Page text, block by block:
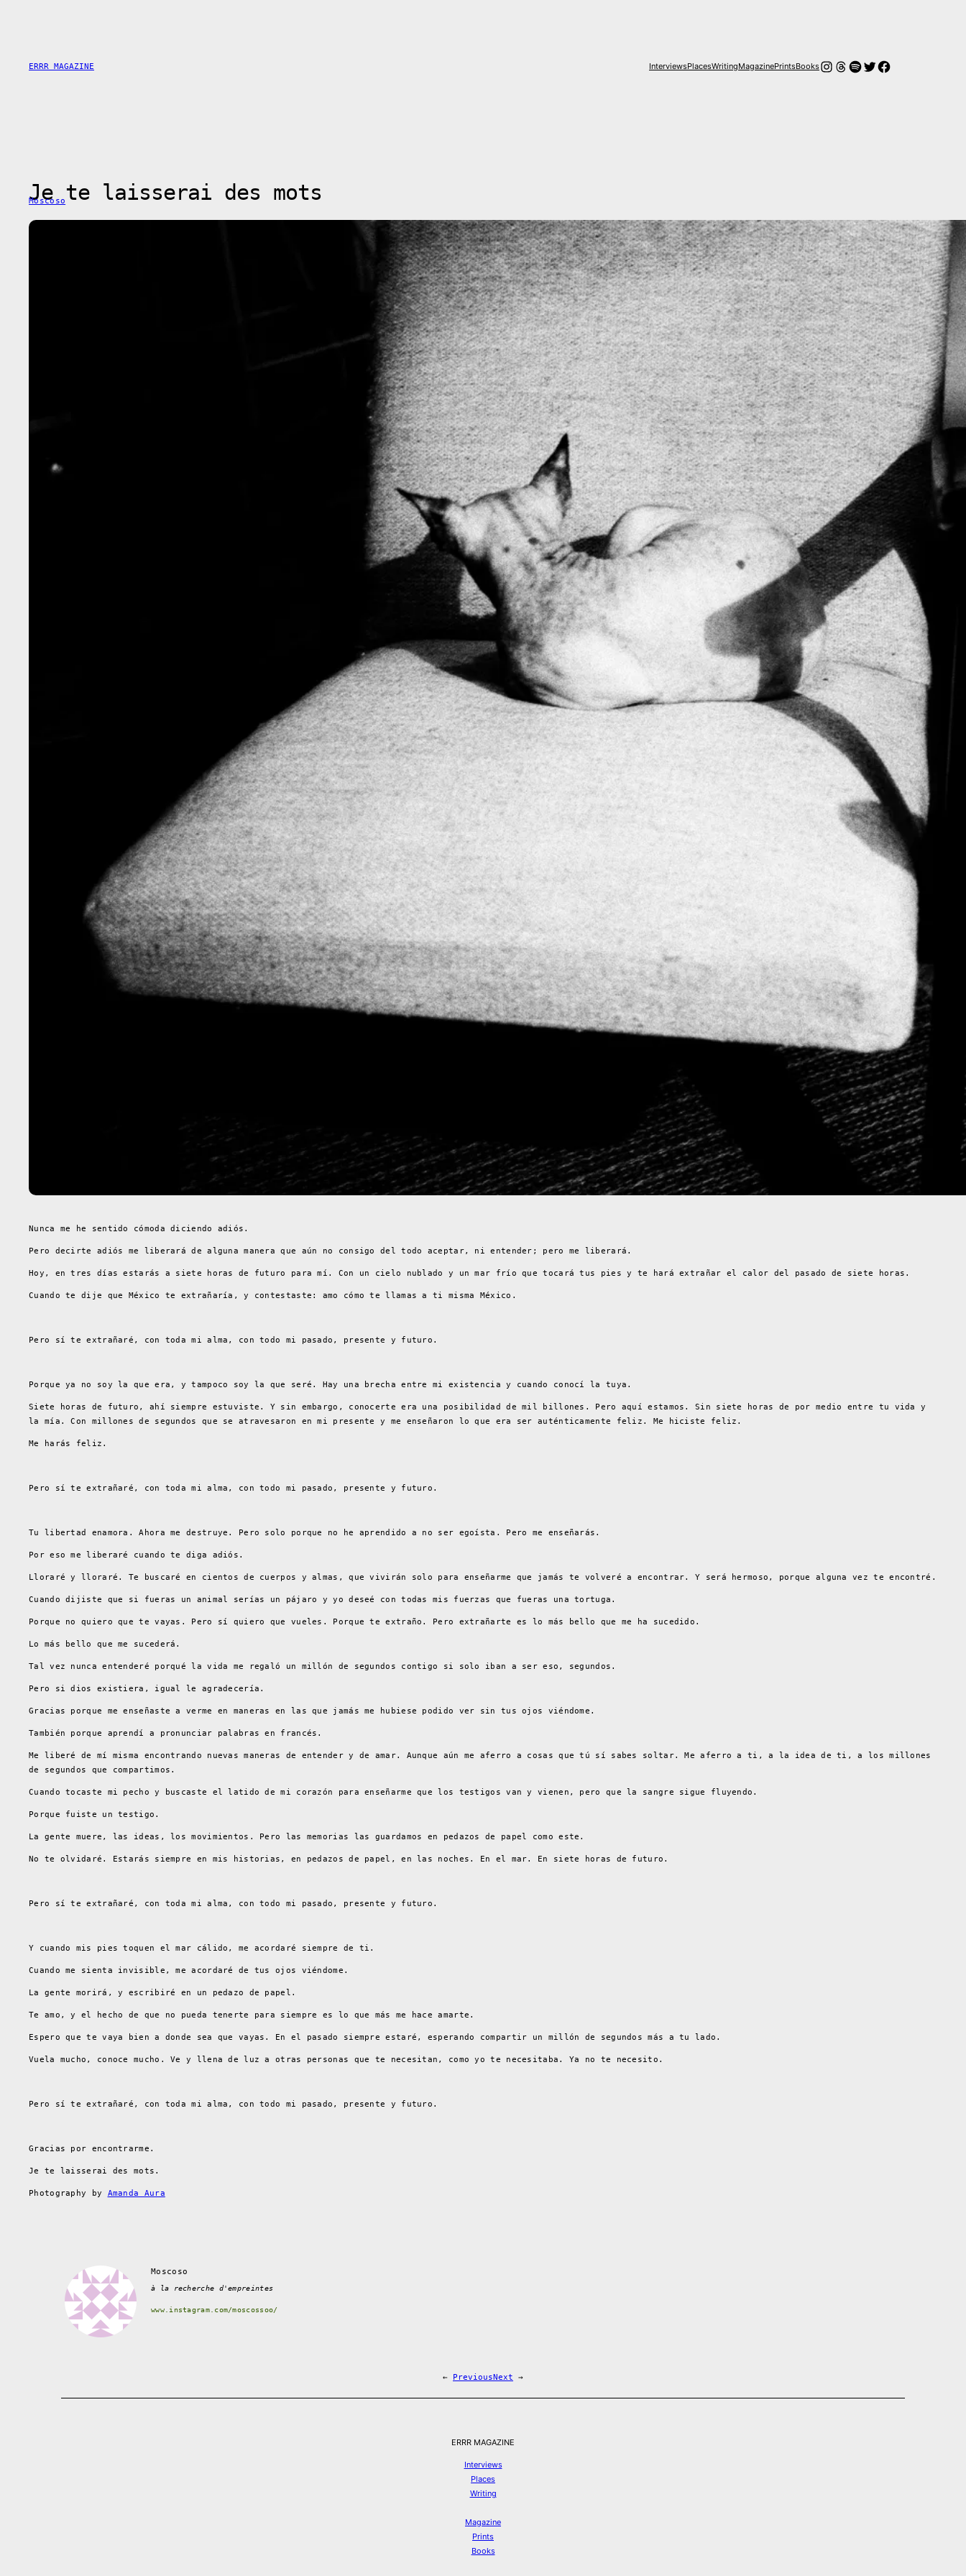
ERRR MAGAZINE InterviewsPlacesWritingMagazinePrintsBooksInstagram
Threads
Spotify
Twitter
Facebook
Je te laisserai des mots
Moscoso
Nunca me he sentido cómoda diciendo adiós.
Pero decirte adiós me liberará de alguna manera que aún no consigo del todo aceptar, ni entender; pero me liberará.
Hoy, en tres días estarás a siete horas de futuro para mí. Con un cielo nublado y un mar frío que tocará tus pies y te hará extrañar el calor del pasado de siete horas.
Cuando te dije que México te extrañaría, y contestaste: amo cómo te llamas a ti misma México.
Pero sí te extrañaré, con toda mi alma, con todo mi pasado, presente y futuro.
Porque ya no soy la que era, y tampoco soy la que seré. Hay una brecha entre mi existencia y cuando conocí la tuya.
Siete horas de futuro, ahí siempre estuviste. Y sin embargo, conocerte era una posibilidad de mil billones. Pero aquí estamos. Sin siete horas de por medio entre tu vida y
la mía. Con millones de segundos que se atravesaron en mi presente y me enseñaron lo que era ser auténticamente feliz. Me hiciste feliz.
Me harás feliz.
Pero sí te extrañaré, con toda mi alma, con todo mi pasado, presente y futuro.
Tu libertad enamora. Ahora me destruye. Pero solo porque no he aprendido a no ser egoísta. Pero me enseñarás.
Por eso me liberaré cuando te diga adiós.
Lloraré y lloraré. Te buscaré en cientos de cuerpos y almas, que vivirán solo para enseñarme que jamás te volveré a encontrar. Y será hermoso, porque alguna vez te encontré.
Cuando dijiste que si fueras un animal serías un pájaro y yo deseé con todas mis fuerzas que fueras una tortuga.
Porque no quiero que te vayas. Pero sí quiero que vueles. Porque te extraño. Pero extrañarte es lo más bello que me ha sucedido.
Lo más bello que me sucederá.
Tal vez nunca entenderé porqué la vida me regaló un millón de segundos contigo si solo iban a ser eso, segundos.
Pero si dios existiera, igual le agradecería.
Gracias porque me enseñaste a verme en maneras en las que jamás me hubiese podido ver sin tus ojos viéndome.
También porque aprendí a pronunciar palabras en francés.
Me liberé de mí misma encontrando nuevas maneras de entender y de amar. Aunque aún me aferro a cosas que tú sí sabes soltar. Me aferro a ti, a la idea de ti, a los millones
de segundos que compartimos.
Cuando tocaste mi pecho y buscaste el latido de mi corazón para enseñarme que los testigos van y vienen, pero que la sangre sigue fluyendo.
Porque fuiste un testigo.
La gente muere, las ideas, los movimientos. Pero las memorias las guardamos en pedazos de papel como este.
No te olvidaré. Estarás siempre en mis historias, en pedazos de papel, en las noches. En el mar. En siete horas de futuro.
Pero sí te extrañaré, con toda mi alma, con todo mi pasado, presente y futuro.
Y cuando mis pies toquen el mar cálido, me acordaré siempre de ti.
Cuando me sienta invisible, me acordaré de tus ojos viéndome.
La gente morirá, y escribiré en un pedazo de papel.
Te amo, y el hecho de que no pueda tenerte para siempre es lo que más me hace amarte.
Espero que te vaya bien a donde sea que vayas. En el pasado siempre estaré, esperando compartir un millón de segundos más a tu lado.
Vuela mucho, conoce mucho. Ve y llena de luz a otras personas que te necesitan, como yo te necesitaba. Ya no te necesito.
Pero sí te extrañaré, con toda mi alma, con todo mi pasado, presente y futuro.
Gracias por encontrarme.
Je te laisserai des mots.
Photography by Amanda Aura
Moscoso
à la recherche d'empreintes
www.instagram.com/moscossoo/
← PreviousNext →
ERRR MAGAZINE
Interviews
Places
Writing
Magazine
Prints
Books